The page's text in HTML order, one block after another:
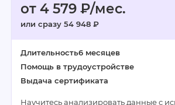
от 4 579 ₽/мес.
или сразу 54 948 ₽
Длительность6 месяцев
Помощь в трудоустройстве
Выдача сертификата
Научитесь анализировать данные с